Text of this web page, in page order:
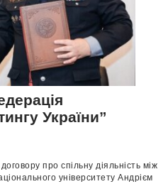
України”
про спільну діяльність між
університету Андрієм